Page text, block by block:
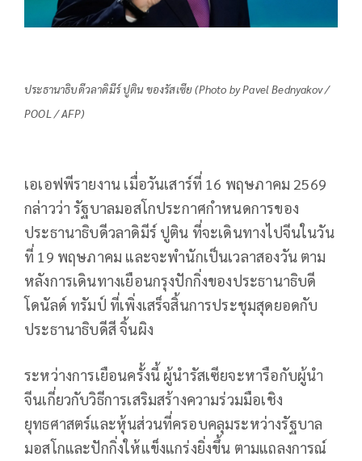
ประธานาธิบดีวลาดิมีร์ ปูติน ของรัสเซีย (Photo by Pavel Bednyakov /
POOL / AFP)
เอเอฟพีรายงาน เมื่อวันเสาร์ที่ 16 พฤษภาคม 2569
กล่าวว่า รัฐบาลมอสโกประกาศกำหนดการของ
ประธานาธิบดีวลาดิมีร์ ปูติน ที่จะเดินทางไปจีนในวัน
ที่ 19 พฤษภาคม และจะพำนักเป็นเวลาสองวัน ตาม
หลังการเดินทางเยือนกรุงปักกิ่งของประธานาธิบดี
โดนัลด์ ทรัมป์ ที่เพิ่งเสร็จสิ้นการประชุมสุดยอดกับ
ประธานาธิบดีสี จิ้นผิง
ระหว่างการเยือนครั้งนี้ ผู้นำรัสเซียจะหารือกับผู้นำ
จีนเกี่ยวกับวิธีการเสริมสร้างความร่วมมือเชิง
ยุทธศาสตร์และหุ้นส่วนที่ครอบคลุมระหว่างรัฐบาล
มอสโกและปักกิ่งให้แข็งแกร่งยิ่งขึ้น ตามแถลงการณ์